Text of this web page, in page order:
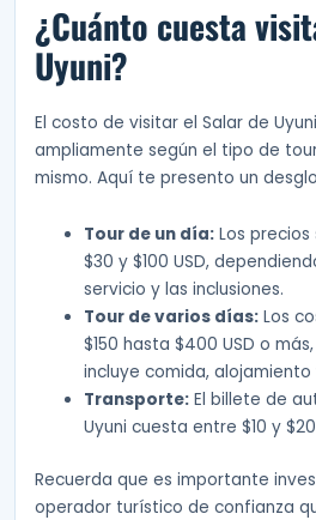
¿Cuánto cuesta
Uyuni?
El costo de visitar el Salar de
ampliamente según el tipo de
mismo. Aquí te presento un
Tour de un día: Los
$30 y $100 USD,
servicio y las inclusiones.
Tour de varios días: Los
$150 hasta $400 USD o
incluye comida,
Transporte: El billete de
Uyuni cuesta entre $10 y $20
Recuerda que es importante
operador turístico de confianza